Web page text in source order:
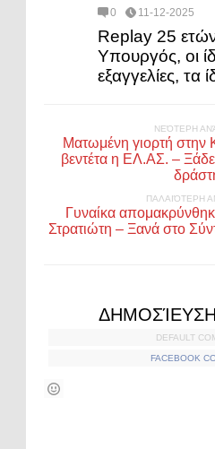
0 11-12-2025
Replay 25
Υπουργός, οι
εξαγγελίες, τα
ΝΕΌΤΕΡΗ
Ματωμένη γιορτή στην
βεντέτα η ΕΛ.ΑΣ. –
ΠΑΛΑΙΌΤΕΡΗ
Γυναίκα
Στρατιώτη – Ξανά στο
DEFAULT
FACEBOOK